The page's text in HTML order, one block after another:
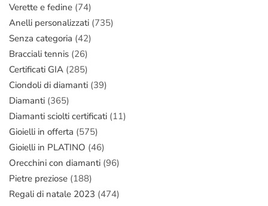
Verette e fedine (74)
Anelli personalizzati (735)
Senza categoria (42)
Bracciali tennis (26)
Certificati GIA (285)
Ciondoli di diamanti (39)
Diamanti (365)
Diamanti sciolti certificati (11)
Gioielli in offerta (575)
Gioielli in PLATINO (46)
Orecchini con diamanti (96)
Pietre preziose (188)
Regali di natale 2023 (474)